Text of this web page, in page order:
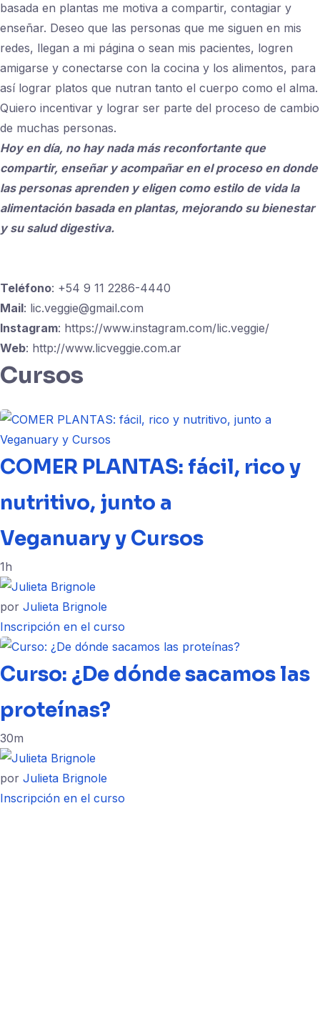
basada en plantas me motiva a compartir, contagiar y
enseñar. Deseo que las personas que me siguen en mis
redes, llegan a mi página o sean mis pacientes, logren
amigarse y conectarse con la cocina y los alimentos, para
así lograr platos que nutran tanto el cuerpo como el alma.
Quiero incentivar y lograr ser parte del proceso de cambio
de muchas personas.
Hoy en día, no hay nada más reconfortante que
compartir, enseñar y acompañar en el proceso en donde
las personas aprenden y eligen como estilo de vida la
alimentación basada en plantas, mejorando su bienestar
y su salud digestiva.
Teléfono: +54 9 11 2286-4440
Mail: lic.veggie@gmail.com
Instagram: https://www.instagram.com/lic.veggie/
Web: http://www.licveggie.com.ar
Cursos
COMER PLANTAS: fácil, rico y
nutritivo, junto a
Veganuary y Cursos
1h
por Julieta Brignole
Inscripción en el curso
Curso: ¿De dónde sacamos las
proteínas?
30m
por Julieta Brignole
Inscripción en el curso